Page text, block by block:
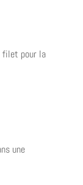
filet pour la
une